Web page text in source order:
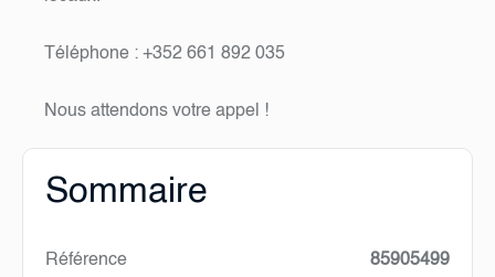
Téléphone : +352 661 892 035
Nous attendons votre appel !
Sommaire
Référence 85905499